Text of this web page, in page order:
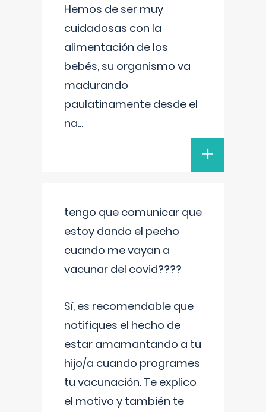
Hemos de ser muy
cuidadosas con la
alimentación de los
bebés, su organismo va
madurando
paulatinamente desde el
na...
+
tengo que comunicar que
estoy dando el pecho
cuando me vayan a
vacunar del covid????
Sí, es recomendable que
notifiques el hecho de
estar amamantando a tu
hijo/a cuando programes
tu vacunación. Te explico
el motivo y también te